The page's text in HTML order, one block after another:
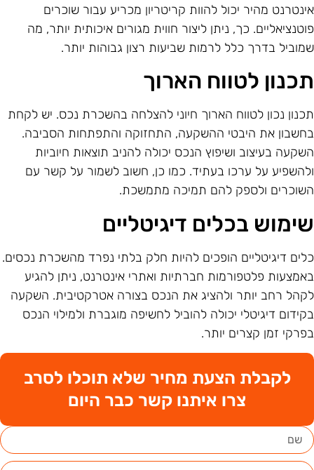
מהיר יכול להוות קריטריון מכריע עבור שוכרים
כך, ניתן ליצור חווית מגורים איכותית יותר, מה
בדרך כלל לרמות שביעות רצון גבוהות יותר.
לטווח הארוך
נכון לטווח הארוך חיוני להצלחה בהשכרת נכס. יש לקחת
את היבטי ההשקעה, התחזוקה והתפתחות הסביבה.
בעיצוב ושיפוץ הנכס יכולה להניב תוצאות חיוביות
על ערכו בעתיד. כמו כן, חשוב לשמור על קשר עם
ולספק להם תמיכה מתמשכת.
בכלים דיגיטליים
דיגיטליים הופכים להיות חלק בלתי נפרד מהשכרת נכסים.
פלטפורמות חברתיות ואתרי אינטרנט, ניתן להגיע
רחב יותר ולהציג את הנכס בצורה אטרקטיבית. השקעה
דיגיטלי יכולה להוביל לחשיפה מוגברת ולמילוי הנכס
זמן קצרים יותר.
לקבלת הצעת מחיר שלא תוכלו לסרב
צרו איתנו קשר כבר היום